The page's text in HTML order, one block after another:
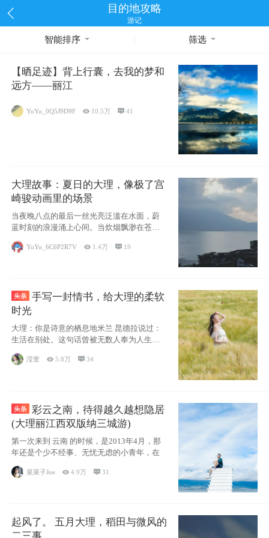
目的地攻略
游记
智能排序 筛选
【晒足迹】背上行囊，去我的梦和
远方——丽江
YoYo_0Q5J9D9F  10.5万 41
大理故事：夏日的大理，像极了宫
崎骏动画里的场景
当夜晚八点的最后一丝光亮泛滥在水面，蔚
蓝时刻的浪漫涌上心间。当炊烟飘渺在苍山
YoYo_6C6P2R7V  1.4万  19
手写一封情书，给大理的柔软
时光
大理：你是诗意的栖息地米兰 昆德拉说过：
生活在别处。这句话曾被无数人奉为人生信
条，并
滢萱 5.8万 34
彩云之南，待得越久越想隐居
(大理丽江西双版纳三城游)
第一次来到 云南 的时候，是2013年4月，那
年还是个少不经事、无忧无虑的小青年，在
菜菜子Joe 4.9万  31
起风了。 五月大理，稻田与微风的